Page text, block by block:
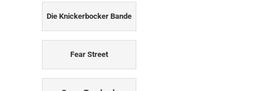
Die Knickerbocker Bande
Fear Street